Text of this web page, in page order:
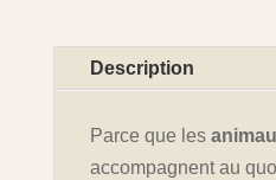
Description
Parce que les
accompagnent au